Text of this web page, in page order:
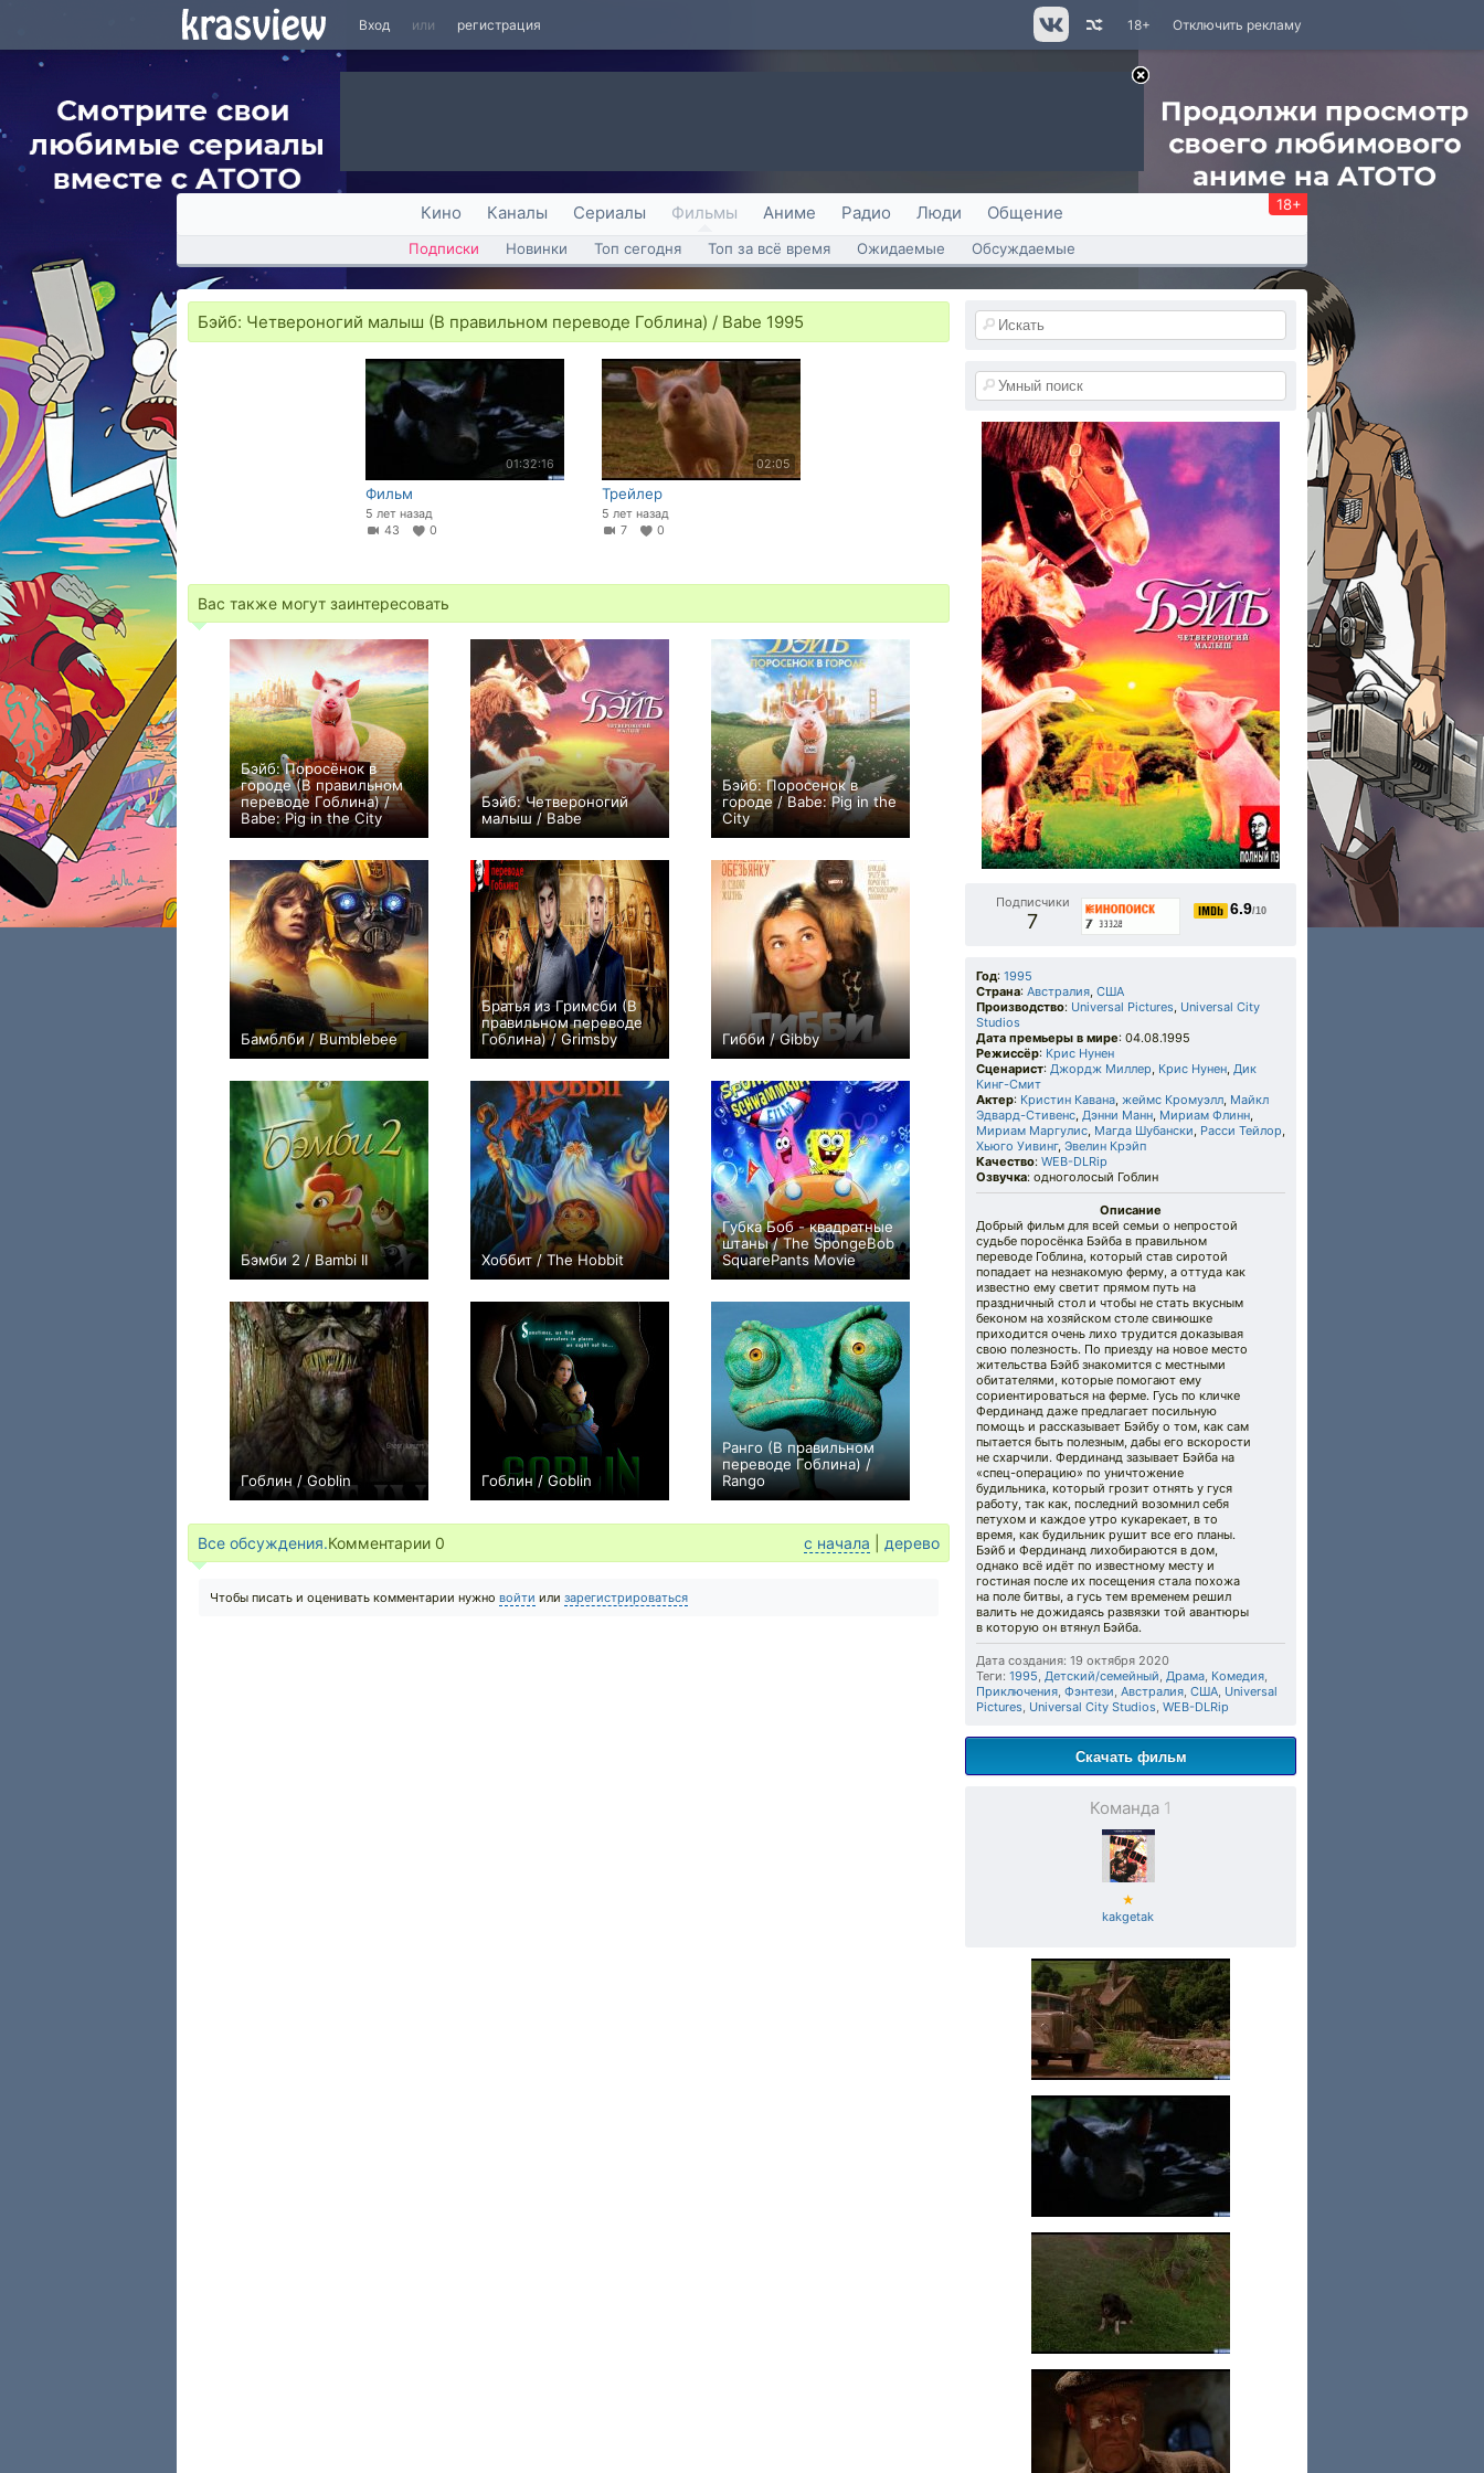
Вход или регистрация Отключить рекламу
18+
Кино Каналы Сериалы Фильмы Аниме Радио Люди Общение 18+
Подписки Новинки Топ сегодня Топ за всё время Ожидаемые Обсуждаемые
Бэйб: Четвероногий малыш (В правильном переводе Гоблина) / Babe 1995
01:32:16
Фильм
5 лет назад
43
0
02:05
Трейлер
5 лет назад
7
0
Вас также могут заинтересовать
Бэйб: Поросёнок в
городе (В правильном
переводе Гоблина) /
Babe: Pig in the City
0
Бэйб: Четвероногий
малыш / Babe
0
Бэйб: Поросенок в
городе / Babe: Pig in the
City
+4
Бамблби / Bumblebee
+69
Братья из Гримсби (В
правильном переводе
Гоблина) / Grimsby
+20
Гибби / Gibby
0
Бэмби 2 / Bambi II
+5
Хоббит / The Hobbit
0
Губка Боб - квадратные
штаны / The SpongeBob
SquarePants Movie
+35
Гоблин / Goblin
0
Гоблин / Goblin
0
Ранго (В правильном
переводе Гоблина) /
Rango
+5
Все обсуждения.Комментарии 0 с начала дерево
Чтобы писать и оценивать комментарии нужно войти или зарегистрироваться
Подписчики
7
6.9/10
Год: 1995
Страна: Австралия, США
Производство: Universal Pictures, Universal City
Studios
Дата премьеры в мире: 04.08.1995
Режиссёр: Крис Нунен
Сценарист: Джордж Миллер, Крис Нунен, Дик
Кинг-Смит
Актер: Кристин Кавана, жеймс Кромуэлл, Майкл
Эдвард-Стивенс, Дэнни Манн, Мириам Флинн,
Мириам Маргулис, Магда Шубански, Расси Тейлор,
Хьюго Уивинг, Эвелин Крэйп
Качество: WEB-DLRip
Озвучка: одноголосый Гоблин
Описание
Добрый фильм для всей семьи о непростой
судьбе поросёнка Бэйба в правильном
переводе Гоблина, который став сиротой
попадает на незнакомую ферму, а оттуда как
известно ему светит прямом путь на
праздничный стол и чтобы не стать вкусным
беконом на хозяйском столе свинюшке
приходится очень лихо трудится доказывая
свою полезность. По приезду на новое место
жительства Бэйб знакомится с местными
обитателями, которые помогают ему
сориентироваться на ферме. Гусь по кличке
Фердинанд даже предлагает посильную
помощь и рассказывает Бэйбу о том, как сам
пытается быть полезным, дабы его вскорости
не схарчили. Фердинанд зазывает Бэйба на
«спец-операцию» по уничтожение
будильника, который грозит отнять у гуся
работу, так как, последний возомнил себя
петухом и каждое утро кукарекает, в то
время, как будильник рушит все его планы.
Бэйб и Фердинанд лихобираются в дом,
однако всё идёт по известному месту и
гостиная после их посещения стала похожа
на поле битвы, а гусь тем временем решил
валить не дожидаясь развязки той авантюры
в которую он втянул Бэйба.
Дата создания: 19 октября 2020
Теги: 1995, Детский/семейный, Драма, Комедия,
Приключения, Фэнтези, Австралия, США, Universal
Pictures, Universal City Studios, WEB-DLRip
Скачать фильм
Команда 1
★
kakgetak